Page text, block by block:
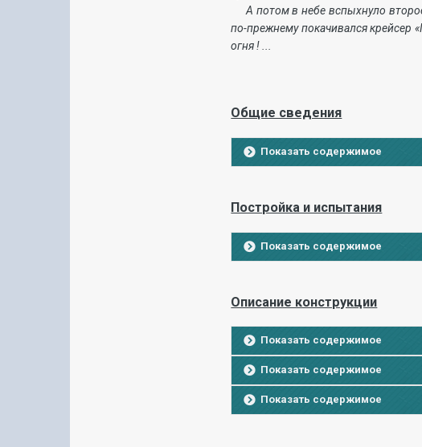
А потом в небе вспыхнуло второе
по-прежнему покачивался крейсер
огня ! ...
Общие сведения
Показать содержимое
Постройка и испытания
Показать содержимое
Описание конструкции
Показать содержимое
Показать содержимое
Показать содержимое